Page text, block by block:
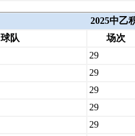
2025中乙
球队
场次
29
29
29
29
29